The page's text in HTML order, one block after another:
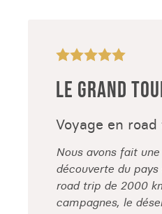
LE GRAND
Voyage en
Nous avons fait
découverte du
road trip de 2000
campagnes, le